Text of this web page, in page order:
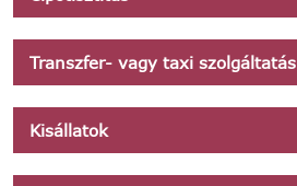
Transzfer- vagy taxi szolgáltatás
Kisállatok